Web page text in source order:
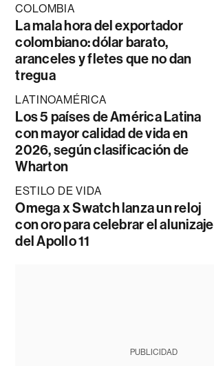
COLOMBIA
La mala hora del exportador
colombiano: dólar barato,
aranceles y fletes que no dan
tregua
LATINOAMÉRICA
Los 5 países de América Latina
con mayor calidad de vida en
2026, según clasificación de
Wharton
ESTILO DE VIDA
Omega x Swatch lanza un reloj
con oro para celebrar el alunizaje
del Apollo 11
PUBLICIDAD